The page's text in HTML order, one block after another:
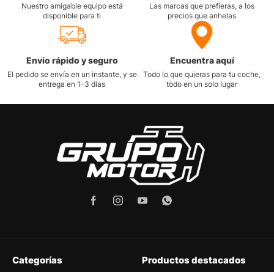
Nuestro amigable equipo está
disponible para ti
Las marcas que prefieras, a los
precios que anhelas
Envío rápido y seguro
El pedido se envía en un instante, y se
entrega en 1-3 días
Encuentra aquí
Todo lo que quieras para tu coche,
todo en un solo lugar
Categorías Productos destacados